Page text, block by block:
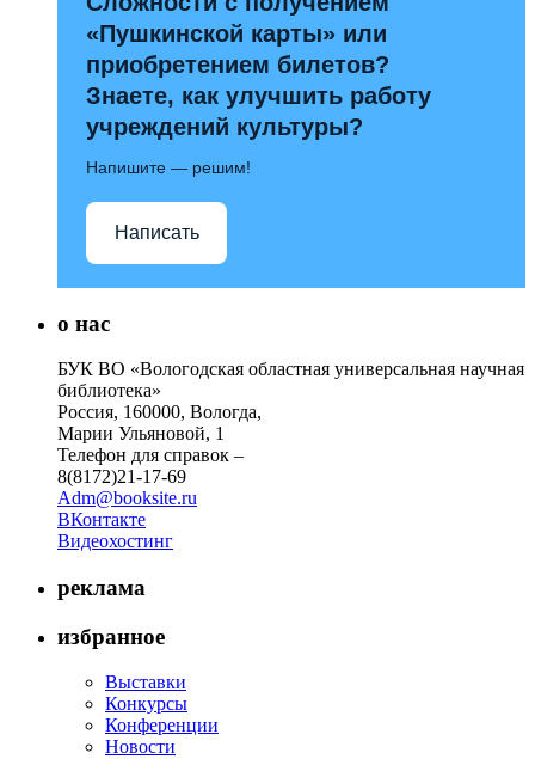
«Пушкинской карты» или
приобретением билетов?
Знаете, как улучшить работу
учреждений культуры?
Напишите — решим!
Написать
о нас
БУК ВО «Вологодская областная универсальная научная
библиотека»
Россия, 160000, Вологда,
Марии Ульяновой, 1
Телефон для справок –
8(8172)21-17-69
Adm@booksite.ru
ВКонтакте
Видеохостинг
реклама
избранное
Выставки
Конкурсы
Конференции
Новости